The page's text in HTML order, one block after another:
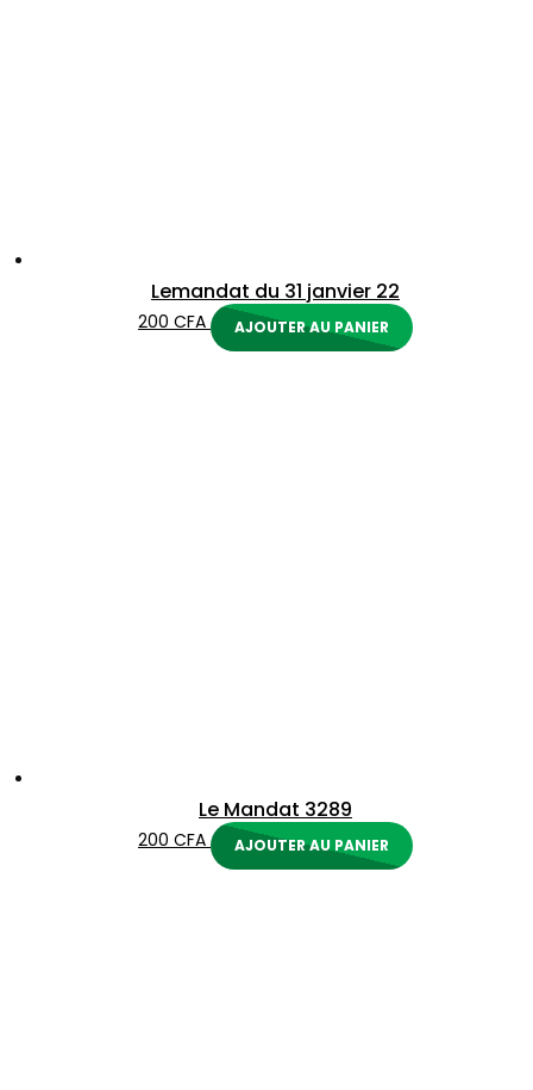
Lemandat du 31 janvier 22
200 CFA AJOUTER AU PANIER
Le Mandat 3289
200 CFA AJOUTER AU PANIER